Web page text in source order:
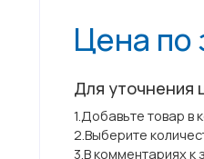
Цена по
Для уточнения
1.Добавьте товар в
2.Выберите
3.В комментариях к